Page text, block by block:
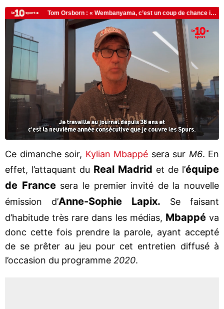
Ce dimanche soir, Kylian Mbappé sera sur M6. En
effet, l’attaquant du Real Madrid et de l’équipe
de France sera le premier invité de la nouvelle
émission d’Anne-Sophie Lapix. Se faisant
d’habitude très rare dans les médias, Mbappéva
donc cette fois prendre la parole, ayant accepté
de se prêter au jeu pour cet entretien diffusé à
l’occasion du programme 2020.